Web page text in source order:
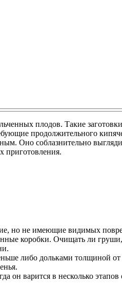
плодов. Такие
продолжительного
Оно соблазнительно
приготовления.
но не имеющие видимых
коробки. Очищать ли
либо дольками толщиной
он варится в несколько